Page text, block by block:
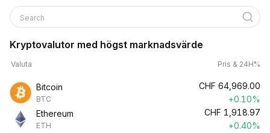
Search
Kryptovalutor med högst marknadsvärde
Valuta Pris & 24H%
Bitcoin
BTC
CHF 64,969.00
+0.10%
Ethereum
ETH
CHF 1,918.97
+0.40%